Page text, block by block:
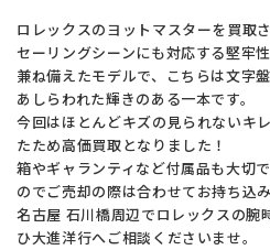
ロレックスのヨットマスターを買取
セーリングシーンにも対応する堅牢
兼ね備えたモデルで、こちらは文字
あしらわれた輝きのある一本です。
今回はほとんどキズの見られないキ
たため高価買取となりました！
箱やギャランティなど付属品も大切
のでご売却の際は合わせてお持ち込み
名古屋 石川橋周辺でロレックスの腕
ひ大進洋行へご相談くださいませ。